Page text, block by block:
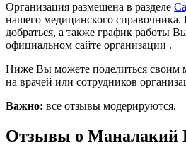
Организация размещена в разделе
нашего медицинского
добраться, а также график работы
официальном сайте организации .
Ниже Вы можете поделиться своим
на врачей или сотрудников
Важно: все отзывы модерируются.
Отзывы о Маналакий